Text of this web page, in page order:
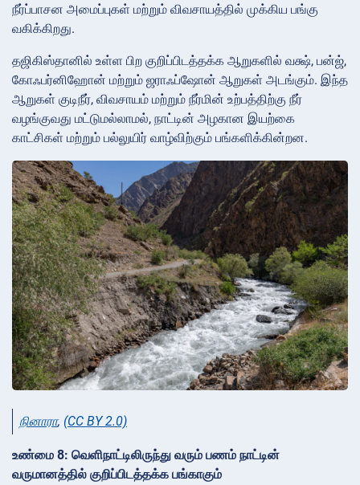
நீர்ப்பாசன அமைப்புகள் மற்றும் விவசாயத்தில் முக்கிய பங்கு
வகிக்கிறது.
தஜிகிஸ்தானில் உள்ள பிற குறிப்பிடத்தக்க ஆறுகளில் வக்ஷ், பன்ஜ்,
கோஃபர்னிஹோன் மற்றும் ஜராஃப்ஷோன் ஆறுகள் அடங்கும். இந்த
ஆறுகள் குடிநீர், விவசாயம் மற்றும் நீர்மின் உற்பத்திற்கு நீர்
வழங்குவது மட்டுமல்லாமல், நாட்டின் அழகான இயற்கை
காட்சிகள் மற்றும் பல்லுயிர் வாழ்விற்கும் பங்களிக்கின்றன.
நினாரா, (CC BY 2.0)
உண்மை 8: வெளிநாட்டிலிருந்து வரும் பணம் நாட்டின்
வருமானத்தில் குறிப்பிடத்தக்க பங்காகும்